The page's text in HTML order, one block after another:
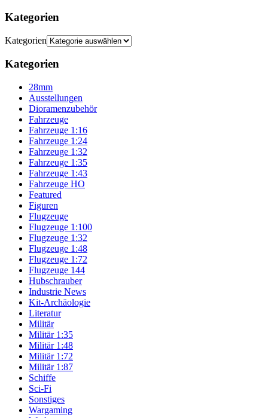
Kategorien
Kategorien
Kategorien
28mm
Ausstellungen
Dioramenzubehör
Fahrzeuge
Fahrzeuge 1:16
Fahrzeuge 1:24
Fahrzeuge 1:32
Fahrzeuge 1:35
Fahrzeuge 1:43
Fahrzeuge HO
Featured
Figuren
Flugzeuge
Flugzeuge 1:100
Flugzeuge 1:32
Flugzeuge 1:48
Flugzeuge 1:72
Flugzeuge 144
Hubschrauber
Industrie News
Kit-Archäologie
Literatur
Militär
Militär 1:35
Militär 1:48
Militär 1:72
Militär 1:87
Schiffe
Sci-Fi
Sonstiges
Wargaming